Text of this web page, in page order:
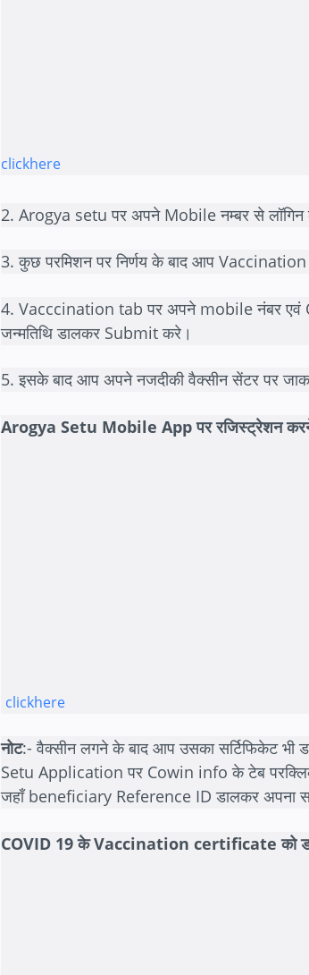
clickhere
2. Arogya setu पर अपने Mobile नम्बर से लॉगिन
3. कुछ परमिशन पर निर्णय के बाद आप
4. Vacccination tab पर अपने mobile नंबर एवं
जन्मतिथि डालकर Submit करे।
5. इसके बाद आप अपने नजदीकी वैक्सीन सेंटर पर
Arogya Setu Mobile App पर रजिस्ट्रेशन
clickhere
नोट:- वैक्सीन लगने के बाद आप उसका सर्टिफिकेट
Setu Application पर Cowin info के टेब
जहाँ beneficiary Reference ID डालकर अपना
COVID 19 के Vaccination certificate को